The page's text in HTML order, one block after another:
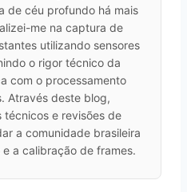
de céu profundo há mais
me na captura de
utilizando sensores
o rigor técnico da
com o processamento
Através deste blog,
e revisões de
a comunidade brasileira
a calibração de frames.